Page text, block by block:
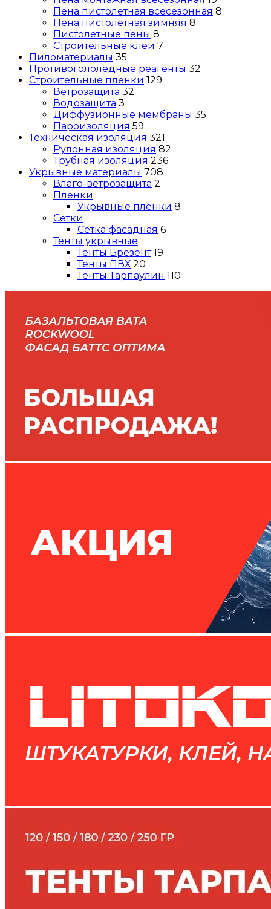
Пена пистолетная всесезонная 8
Пена пистолетная зимняя 8
Пистолетные пены 8
Строительные клеи 7
Пиломатериалы 35
Противогололедные реагенты 32
Строительные пленки 129
Ветрозащита 32
Водозащита 3
Диффузионные мембраны 35
Пароизоляция 59
Техническая изоляция 321
Рулонная изоляция 82
Трубная изоляция 236
Укрывные материалы 708
Влаго-ветрозащита 2
Пленки
Укрывные пленки 8
Сетки
Сетка фасадная 6
Тенты укрывные
Тенты Брезент 19
Тенты ПВХ 20
Тенты Тарпаулин 110